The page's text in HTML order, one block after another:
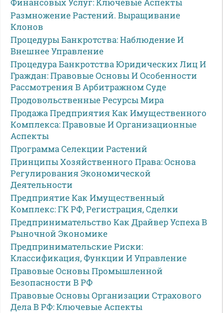
Размножение Растений. Выращивание
Клонов
Процедуры Банкротства: Наблюдение И
Внешнее Управление
Процедура Банкротства Юридических Лиц И
Граждан: Правовые Основы И Особенности
Рассмотрения В Арбитражном Суде
Продовольственные Ресурсы Мира
Продажа Предприятия Как Имущественного
Комплекса: Правовые И Организационные
Аспекты
Программа Селекции Растений
Принципы Хозяйственного Права: Основа
Регулирования Экономической
Деятельности
Предприятие Как Имущественный
Комплекс: ГК РФ, Регистрация, Сделки
Предпринимательство Как Драйвер Успеха В
Рыночной Экономике
Предпринимательские Риски:
Классификация, Функции И Управление
Правовые Основы Промышленной
Безопасности В РФ
Правовые Основы Организации Страхового
Дела В РФ: Ключевые Аспекты